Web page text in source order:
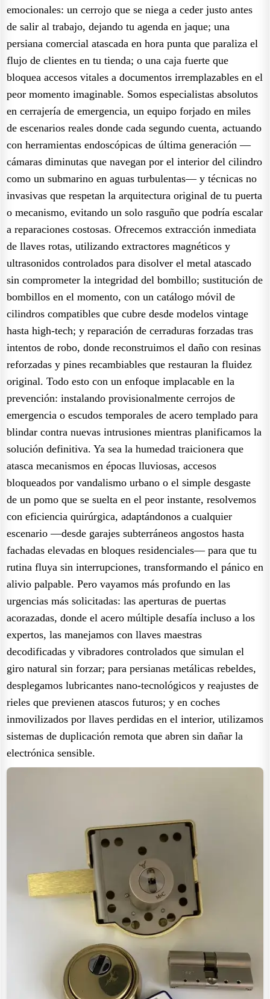
emocionales: un cerrojo que se niega a ceder justo antes
de salir al trabajo, dejando tu agenda en jaque; una
persiana comercial atascada en hora punta que paraliza el
flujo de clientes en tu tienda; o una caja fuerte que
bloquea accesos vitales a documentos irremplazables en el
peor momento imaginable. Somos especialistas absolutos
en cerrajería de emergencia, un equipo forjado en miles
de escenarios reales donde cada segundo cuenta, actuando
con herramientas endoscópicas de última generación —
cámaras diminutas que navegan por el interior del cilindro
como un submarino en aguas turbulentas— y técnicas no
invasivas que respetan la arquitectura original de tu puerta
o mecanismo, evitando un solo rasguño que podría escalar
a reparaciones costosas. Ofrecemos extracción inmediata
de llaves rotas, utilizando extractores magnéticos y
ultrasonidos controlados para disolver el metal atascado
sin comprometer la integridad del bombillo; sustitución de
bombillos en el momento, con un catálogo móvil de
cilindros compatibles que cubre desde modelos vintage
hasta high-tech; y reparación de cerraduras forzadas tras
intentos de robo, donde reconstruimos el daño con resinas
reforzadas y pines recambiables que restauran la fluidez
original. Todo esto con un enfoque implacable en la
prevención: instalando provisionalmente cerrojos de
emergencia o escudos temporales de acero templado para
blindar contra nuevas intrusiones mientras planificamos la
solución definitiva. Ya sea la humedad traicionera que
atasca mecanismos en épocas lluviosas, accesos
bloqueados por vandalismo urbano o el simple desgaste
de un pomo que se suelta en el peor instante, resolvemos
con eficiencia quirúrgica, adaptándonos a cualquier
escenario —desde garajes subterráneos angostos hasta
fachadas elevadas en bloques residenciales— para que tu
rutina fluya sin interrupciones, transformando el pánico en
alivio palpable. Pero vayamos más profundo en las
urgencias más solicitadas: las aperturas de puertas
acorazadas, donde el acero múltiple desafía incluso a los
expertos, las manejamos con llaves maestras
decodificadas y vibradores controlados que simulan el
giro natural sin forzar; para persianas metálicas rebeldes,
desplegamos lubricantes nano-tecnológicos y reajustes de
rieles que previenen atascos futuros; y en coches
inmovilizados por llaves perdidas en el interior, utilizamos
sistemas de duplicación remota que abren sin dañar la
electrónica sensible.